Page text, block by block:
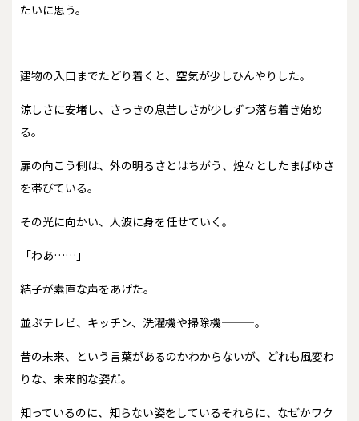
たいに思う。
建物の入口までたどり着くと、空気が少しひんやりした。
涼しさに安堵し、さっきの息苦しさが少しずつ落ち着き始め
る。
扉の向こう側は、外の明るさとはちがう、煌々としたまばゆさ
を帯びている。
その光に向かい、人波に身を任せていく。
「わあ……」
結子が素直な声をあげた。
並ぶテレビ、キッチン、洗濯機や掃除機———。
昔の未来、という言葉があるのかわからないが、どれも風変わ
りな、未来的な姿だ。
知っているのに、知らない姿をしているそれらに、なぜかワク